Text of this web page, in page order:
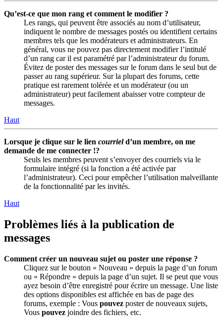
Qu’est-ce que mon rang et comment le modifier ?
Les rangs, qui peuvent être associés au nom d’utilisateur,
indiquent le nombre de messages postés ou identifient certains
membres tels que les modérateurs et administrateurs. En
général, vous ne pouvez pas directement modifier l’intitulé
d’un rang car il est paramétré par l’administrateur du forum.
Évitez de poster des messages sur le forum dans le seul but de
passer au rang supérieur. Sur la plupart des forums, cette
pratique est rarement tolérée et un modérateur (ou un
administrateur) peut facilement abaisser votre compteur de
messages.
Haut
Lorsque je clique sur le lien courrield’un membre, on me
demande de me connecter !?
Seuls les membres peuvent s’envoyer des courriels via le
formulaire intégré (si la fonction a été activée par
l’administrateur). Ceci pour empêcher l’utilisation malveillante
de la fonctionnalité par les invités.
Haut
Problèmes liés à la publication de
messages
Comment créer un nouveau sujet ou poster une réponse ?
Cliquez sur le bouton « Nouveau » depuis la page d’un forum
ou « Répondre » depuis la page d’un sujet. Il se peut que vous
ayez besoin d’être enregistré pour écrire un message. Une liste
des options disponibles est affichée en bas de page des
forums, exemple : Vous pouvez poster de nouveaux sujets,
Vous pouvez joindre des fichiers, etc.